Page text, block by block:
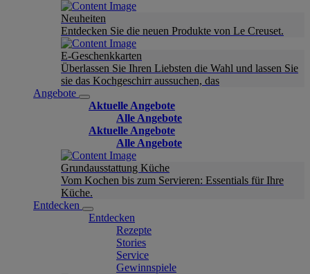
Neuheiten
Entdecken Sie die neuen Produkte von Le Creuset.
E-Geschenkkarten
Überlassen Sie Ihren Liebsten die Wahl und lassen Sie
sie das Kochgeschirr aussuchen, das
Angebote
Aktuelle Angebote
Alle Angebote
Aktuelle Angebote
Alle Angebote
Grundausstattung Küche
Vom Kochen bis zum Servieren: Essentials für Ihre
Küche.
Entdecken
Entdecken
Rezepte
Stories
Service
Gewinnspiele